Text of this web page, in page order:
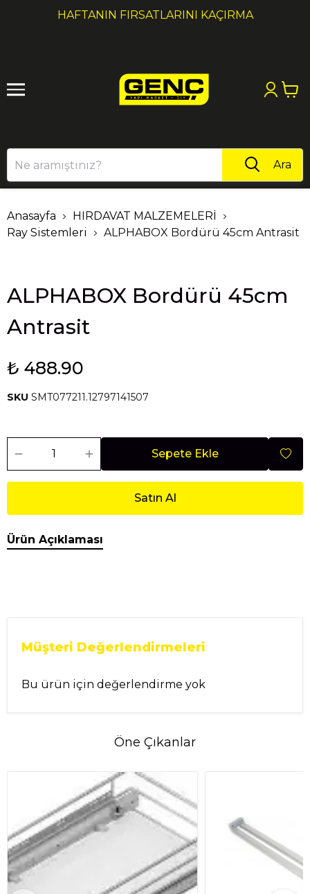
HAFTANIN FIRSATLARINI KAÇIRMA
1 2
Ara
Anasayfa
HIRDAVAT MALZEMELERİ
Ray Sistemleri
ALPHABOX Bordürü 45cm Antrasit
ALPHABOX Bordürü 45cm
Antrasit
₺ 488.90
SKU SMT077211.12797141507
Sepete Ekle
Satın Al
Ürün Açıklaması
Müşteri Değerlendirmeleri
Bu ürün için değerlendirme yok
Öne Çıkanlar